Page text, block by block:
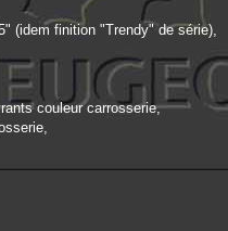
(idem finition "Trendy" de série),
couleur carrosserie,